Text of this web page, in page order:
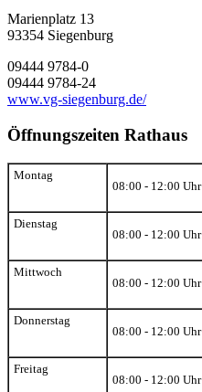
Marienplatz 13
93354 Siegenburg
09444 9784-0
09444 9784-24
www.vg-siegenburg.de/
Öffnungszeiten Rathaus
Montag
08:00 - 12:00 Uhr
Dienstag
08:00 - 12:00 Uhr
Mittwoch
08:00 - 12:00 Uhr
Donnerstag
08:00 - 12:00 Uhr
Freitag
08:00 - 12:00 Uhr